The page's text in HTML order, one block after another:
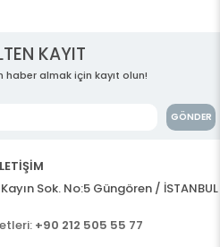
KAYIT
haber almak için kayıt olun!
GÖNDER
Sok. No:5 Güngören / İSTANBUL
+90 212 505 55 77